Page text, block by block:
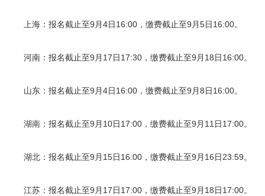
上海：报名截止至9月4日16:00，缴费截止至9月5日16:00。
河南：报名截止至9月17日17:30，缴费截止至9月18日16:00。
山东：报名截止至9月4日16:00，缴费截止至9月8日16:00。
湖南：报名截止至9月10日17:00，缴费截止至9月11日17:00。
湖北：报名截止至9月15日16:00，缴费截止至9月16日23:59。
江苏：报名截止至9月17日17:00，缴费截止至9月18日17:00。